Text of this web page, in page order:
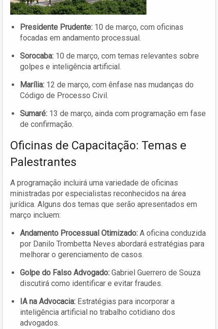
Presidente Prudente: 10 de março, com oficinas
focadas em andamento processual.
Sorocaba: 10 de março, com temas relevantes sobre
golpes e inteligência artificial.
Marília: 12 de março, com ênfase nas mudanças do
Código de Processo Civil.
Sumaré: 13 de março, ainda com programação em fase
de confirmação.
Oficinas de Capacitação: Temas e
Palestrantes
A programação incluirá uma variedade de oficinas
ministradas por especialistas reconhecidos na área
jurídica. Alguns dos temas que serão apresentados em
março incluem:
Andamento Processual Otimizado: A oficina conduzida
por Danilo Trombetta Neves abordará estratégias para
melhorar o gerenciamento de casos.
Golpe do Falso Advogado: Gabriel Guerrero de Souza
discutirá como identificar e evitar fraudes.
IA na Advocacia: Estratégias para incorporar a
inteligência artificial no trabalho cotidiano dos
advogados.